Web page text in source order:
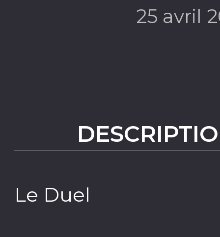
25 avril
Le Duel